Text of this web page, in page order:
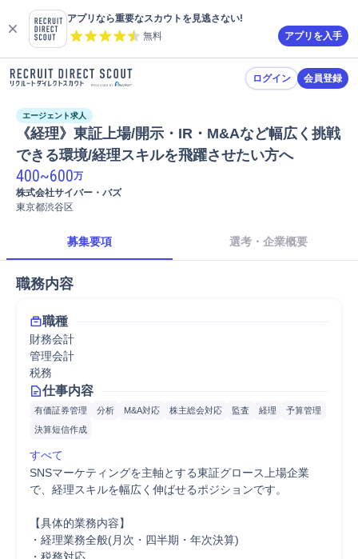
アプリなら重要なスカウトを見逃さない!
無料
アプリを入手
ログイン 会員登録
エージェント求人
《経理》東証上場/開示・IR・M&Aなど幅広く挑戦
できる環境/経理スキルを飛躍させたい方へ
400~600万
株式会社サイバー・バズ
東京都渋谷区
募集要項 選考・企業概要
職務内容
職種
財務会計
管理会計
税務
仕事内容
有価証券管理 分析 M&A対応 株主総会対応 監査 経理
予算管理
決算短信作成
すべて
SNSマーケティングを主軸とする東証グロース上場企業
で、経理スキルを幅広く伸ばせるポジションです。
【具体的業務内容】
・経理業務全般(月次・四半期・年次決算)